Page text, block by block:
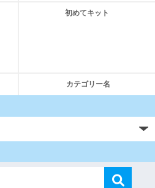
初めてキット
カテゴリー名